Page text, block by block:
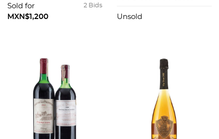
del Duero Piezas: 2
90 / 100 3 pzs total
2 Bids
Sold for
MXN$1,200
100
Unsold